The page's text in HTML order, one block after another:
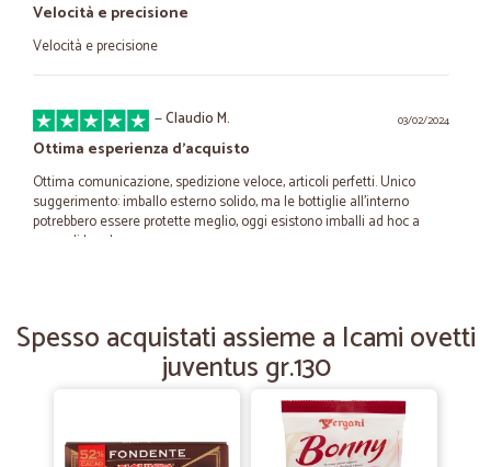
Velocità e precisione
Velocità e precisione
03/02/2024
—Claudio M.
Ottima esperienza d'acquisto
Ottima comunicazione, spedizione veloce, articoli perfetti. Unico
suggerimento: imballo esterno solido, ma le bottiglie all'interno
potrebbero essere protette meglio, oggi esistono imballi ad hoc a
prova di bomba.
Ottimo servizio e prodotti buoni
Ottimo servizio e prodotti buoni
—Valentina T.
Spesso acquistati assieme a Icami ovetti
juventus gr.130